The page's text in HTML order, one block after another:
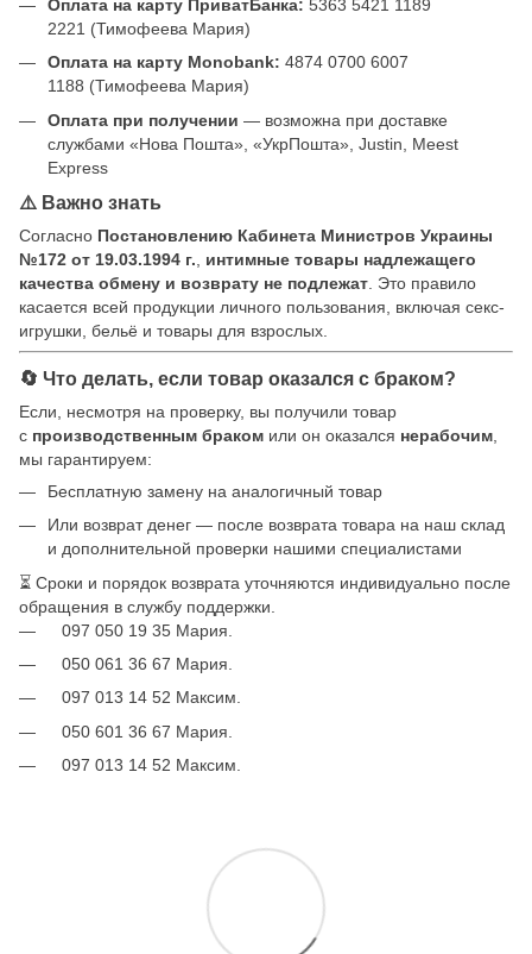
Оплата на карту ПриватБанка: 5363 5421 1189
2221 (Тимофеева Мария)
Оплата на карту Monobank: 4874 0700 6007
1188 (Тимофеева Мария)
Оплата при получении — возможна при доставке
службами «Нова Пошта», «УкрПошта», Justin, Meest
Express
⚠️ Важно знать
Согласно Постановлению Кабинета Министров Украины
№172 от 19.03.1994 г.
интимные товары надлежащего
качества обмену и возврату не подлежат . Это правило
касается всей продукции личного пользования, включая секс-
игрушки, бельё и товары для взрослых.
🔄 Что делать, если товар оказался с браком?
Если, несмотря на проверку, вы получили товар
с производственным браком или он оказался нерабочим
мы гарантируем:
Бесплатную замену на аналогичный товар
Или возврат денег — после возврата товара на наш склад
и дополнительной проверки нашими специалистами
⏳ Сроки и порядок возврата уточняются индивидуально после
обращения в службу поддержки.
097 050 19 35 Мария.
050 061 36 67 Мария.
097 013 14 52 Максим.
050 601 36 67 Мария.
097 013 14 52 Максим.